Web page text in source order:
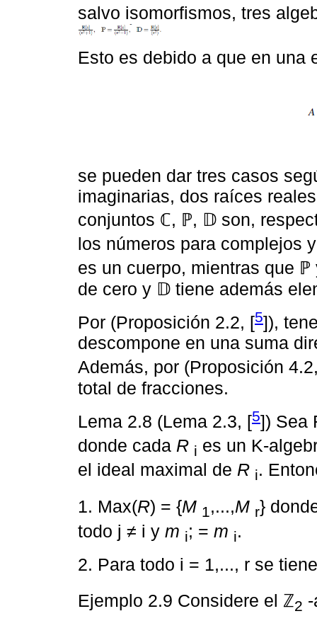
salvo isomorfismos, tres
Esto es debido a que en una
se pueden dar tres casos
imaginarias, dos raíces
conjuntos ℂ, ℙ, 𝔻 son,
los números para complejos
es un cuerpo, mientras que
de cero y 𝔻 tiene además
Por (Proposición 2.2, [5]),
descompone en una suma
Además, por (Proposición
total de fracciones.
Lema 2.8 (Lema 2.3, [5]) Sea
donde cada R i es un K-
el ideal maximal de R i.
1. Max(R) = {M 1,...,M r}
todo j ≠ i y m i; = m i.
2. Para todo i = 1,..., r se
Ejemplo 2.9 Considere el ℤ2